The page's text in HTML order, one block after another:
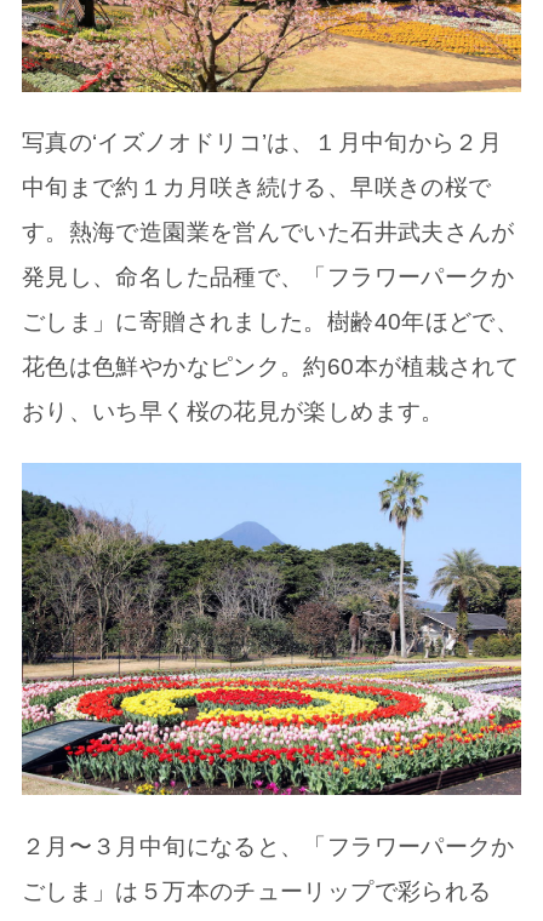
写真の‘イズノオドリコ’は、１月中旬から２月
中旬まで約１カ月咲き続ける、早咲きの桜で
す。熱海で造園業を営んでいた石井武夫さんが
発見し、命名した品種で、「フラワーパークか
ごしま」に寄贈されました。樹齢40年ほどで、
花色は色鮮やかなピンク。約60本が植栽されて
おり、いち早く桜の花見が楽しめます。
２月〜３月中旬になると、「フラワーパークか
ごしま」は５万本のチューリップで彩られる